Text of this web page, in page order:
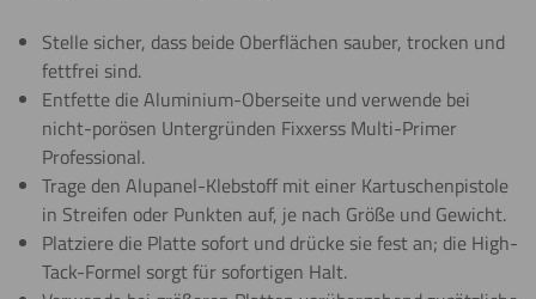
Stelle sicher, dass beide Oberflächen sauber, trocken und
fettfrei sind.
Entfette die Aluminium-Oberseite und verwende bei
nicht-porösen Untergründen Fixxerss Multi-Primer
Professional.
Trage den Alupanel-Klebstoff mit einer Kartuschenpistole
in Streifen oder Punkten auf, je nach Größe und Gewicht.
Platziere die Platte sofort und drücke sie fest an; die High-
Tack-Formel sorgt für sofortigen Halt.